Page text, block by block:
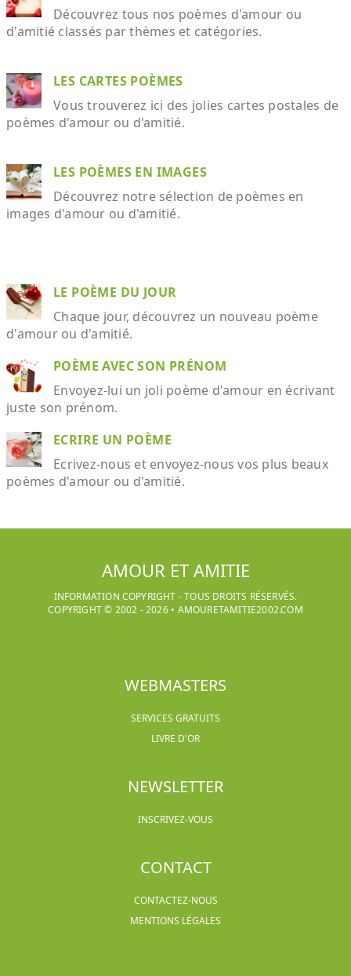
Découvrez tous nos poèmes d'amour ou
d'amitié classés par thèmes et catégories.
LES CARTES POÈMES
Vous trouverez ici des jolies cartes postales de
poèmes d'amour ou d'amitié.
LES POÈMES EN IMAGES
Découvrez notre sélection de poèmes en
images d'amour ou d'amitié.
LE POÈME DU JOUR
Chaque jour, découvrez un nouveau poème
d'amour ou d'amitié.
POÈME AVEC SON PRÉNOM
Envoyez-lui un joli poème d'amour en écrivant
juste son prénom.
ECRIRE UN POÈME
Ecrivez-nous et envoyez-nous vos plus beaux
poèmes d'amour ou d'amitié.
AMOUR ET AMITIE
INFORMATION COPYRIGHT - TOUS DROITS RÉSERVÉS.
COPYRIGHT © 2002 -2026• AMOURETAMITIE2002.COM
WEBMASTERS
SERVICES GRATUITS
LIVRE D'OR
NEWSLETTER
INSCRIVEZ-VOUS
CONTACT
CONTACTEZ-NOUS
MENTIONS LÉGALES